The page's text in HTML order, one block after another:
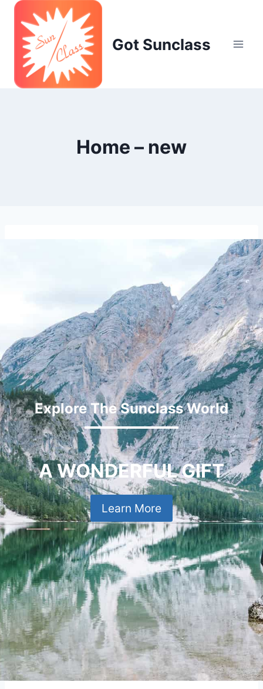
Skip
content
Got Sunclass
Home – new
Explore The Sunclass World
A WONDERFUL GIFT
Learn More